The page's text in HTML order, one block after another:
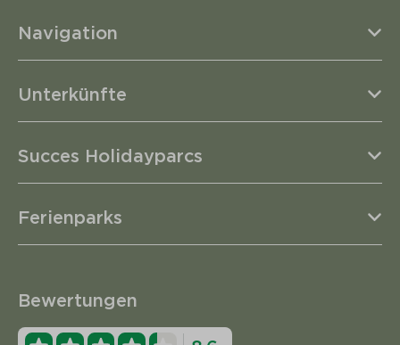
Navigation
Unterkünfte
Succes Holidayparcs
Ferienparks
Bewertungen